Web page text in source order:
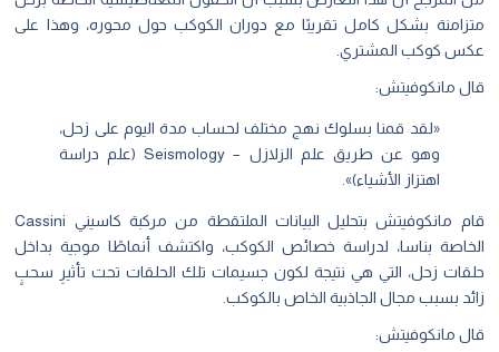
متزامنة بشكل كامل تقريبًا مع دوران الكوكب حول محوره، وهذا على
عكس كوكب المشتري.
قال مانكوفيتش:
«لقد قمنا بسلوك نهج مختلف لحساب مدة اليوم على زحل،
وهو عن طريق علم الزلازل – Seismology (علم دراسة
اهتزاز الأشياء)».
قام مانكوفيتش بتحليل البيانات الملتقطة من مركبة كاسيني Cassini
الخاصة بناسا، لدراسة خصائص الكوكب، واكتشف أنماطًا موجية بداخل
حلقات زحل، التي هي نتيجة لكون جسيمات تلك الحلقات تحت تأثيرِ سحبٍ
زائد بسبب مجال الجاذبية الخاص بالكوكب.
قال مانكوفيتش: